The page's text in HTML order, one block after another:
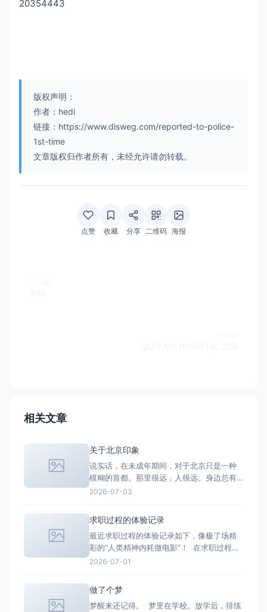
20354443
版权声明：
作者：hedi
链接：https://www.disweg.com/reported-to-police-
1st-time
文章版权归作者所有，未经允许请勿转载。
点赞 收藏 分享 二维码 海报
相关文章
关于北京印象
说实话，在未成年期间，对于北京只是一种
模糊的首都。那里很远，人很远。身边总有
人以去一趟北京为骄傲，说着人总要去一趟
阴差阳错之间，从好几个视角认识了北京，
文学、社会学、影视学、经济学、政治学
的，每个人嘴里的北京都不一样。由
2026-07-03
求职过程的体验记录
最近求职过程的体验记录如下，像极了场精
彩的“人类精神内耗微电影”！ 在求职过程
中，时间的流逝不再是一天又一天的二十四
——》到面试——》到被拒——》重新再找
合适的岗位——》再投递的过程中循环。 在
2026-07-01
做了个梦
梦醒来还记得。 梦里在学校。放学后，排练